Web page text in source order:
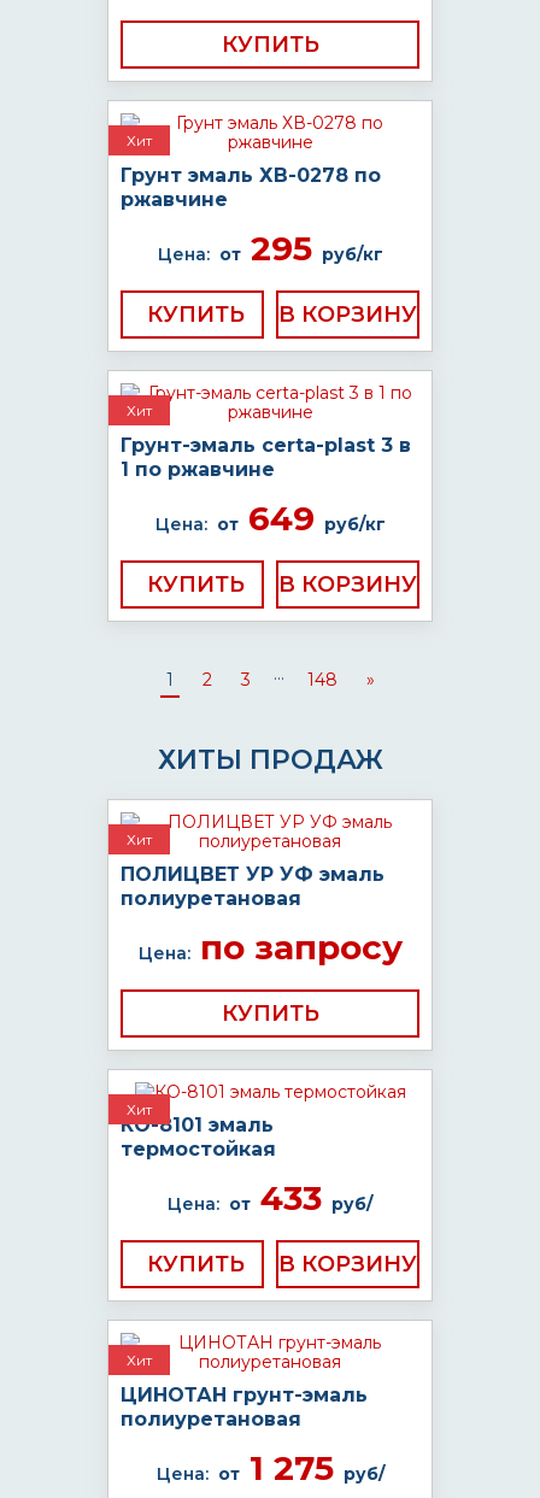
КУПИТЬ
Хит
Грунт эмаль ХВ-0278 по
ржавчине
Цена: от295 руб/кг
КУПИТЬ
Хит
Грунт-эмаль certa-plast 3 в
1 по ржавчине
Цена: от649 руб/кг
КУПИТЬ
1 2 3 ... 148 »
ХИТЫ ПРОДАЖ
Хит
ПОЛИЦВЕТ УР УФ эмаль
полиуретановая
Цена:по запросу
КУПИТЬ
Хит
КО-8101 эмаль
термостойкая
Цена: от 433 руб/
КУПИТЬ
Хит
ЦИНОТАН грунт-эмаль
полиуретановая
Цена: от1 275 руб/